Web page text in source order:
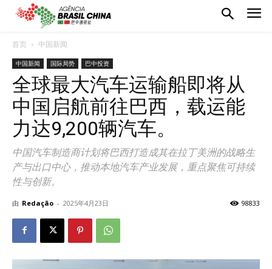
首页 中国新闻
中国新闻 国际局势 巴中投资
全球最大汽车运输船即将从
中国启航前往巴西，载运能
力达9,200辆汽车。
中国汽车制造商计划将巴西打造成其在拉丁美洲的战略生
产与出口中心，推动本地汽车产业发展，重点聚焦可持续
性与创新。
由 Redação - 2025年4月23日 98833